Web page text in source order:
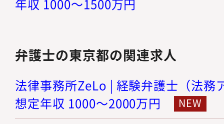
年収 1000～1500万円
弁護士の東京都の関連求人
法律事務所ZeLo | 経験弁護士（法務
想定年収 1000～2000万円